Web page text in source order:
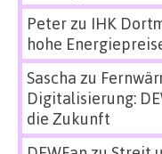
Peterzu IHK
hohe
Sascha zu
Digitalisierung:
die Zukunft